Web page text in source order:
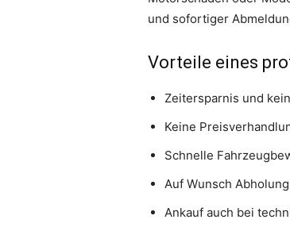
und sofortiger
Vorteile eines
Zeitersparnis und
Keine
Schnelle
Auf Wunsch
Ankauf auch bei